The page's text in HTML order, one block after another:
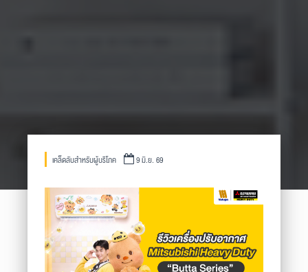
เคล็ดลับสำหรับผู้บริโภค 9 มิ.ย. 69